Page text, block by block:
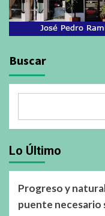
Buscar
Lo Último
Progreso y
puente necesario